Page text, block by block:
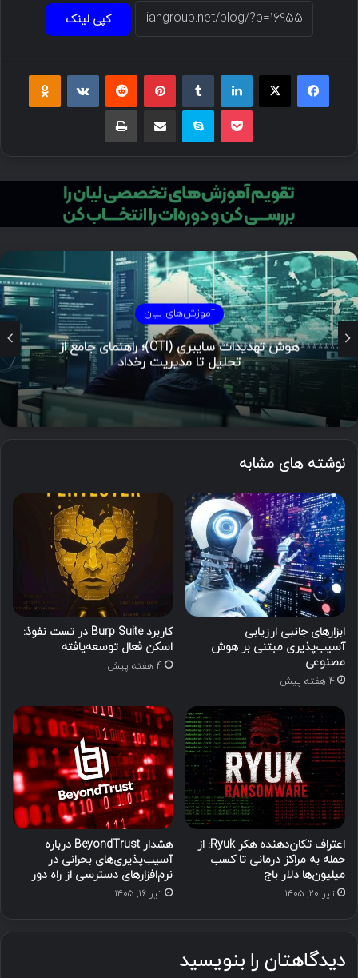
کپی لینک
فیسبوک ایکس لینکداین پینتریست
پاکت اسکایپ چاپ
آموزش‌های لیان
هوش تهدیدات سایبری (CTI)؛ راهنمای جامع از
تحلیل تا مدیریت رخداد
نوشته های مشابه
ابزارهای جانبی ارزیابی
آسیب‌پذیری مبتنی بر هوش
مصنوعی
4 هفته پیش
کاربرد Burp Suite در تست نفوذ:
اسکن فعال توسعه‌یافته
4 هفته پیش
اعتراف تکان‌دهنده هکر Ryuk: از
حمله به مراکز درمانی تا کسب
میلیون‌ها دلار باج
تیر ۲۰, ۱۴۰۵
هشدار BeyondTrust درباره
آسیب‌پذیری‌های بحرانی در
نرم‌افزارهای دسترسی از راه دور
تیر ۱۶, ۱۴۰۵
دیدگاهتان را بنویسید